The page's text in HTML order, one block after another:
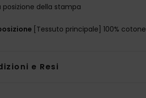
posizione della stampa
[Tessuto principale] 100% cotone
e Resi